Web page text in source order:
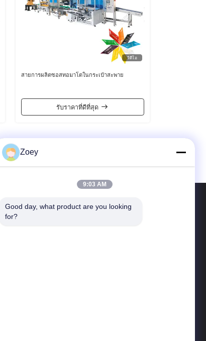
วิดีโอ
สายการผลิตซอสทอมาโตในกระเป๋าสะพาย
รับราคาที่ดีที่สุด
รับใบเสนอราคา
Zoey
9:03 AM
Good day, what product are you looking
for?